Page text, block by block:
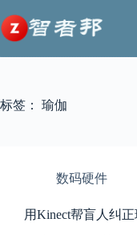
至
内
容
标签： 瑜伽
数码硬件
用Kinect帮盲人纠